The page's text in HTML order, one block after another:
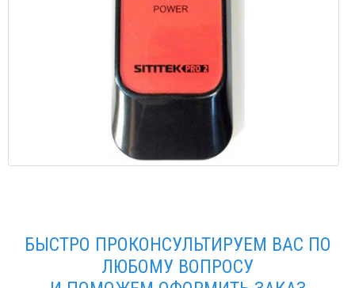
БЫСТРО ПРОКОНСУЛЬТИРУЕМ ВАС ПО
ЛЮБОМУ ВОПРОСУ